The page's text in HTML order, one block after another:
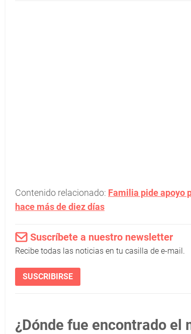
Contenido relacionado: Familia pide apoyo
hace más de diez días
Suscríbete a nuestro newsletter
Recibe todas las noticias en tu casilla de e-mail.
SUSCRIBIRSE
¿Dónde fue encontrado el